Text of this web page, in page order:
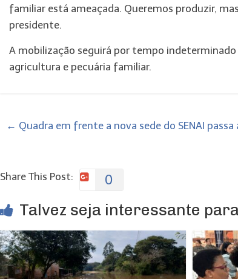
familiar está ameaçada. Queremos produzir,
presidente.
A mobilização seguirá por tempo
agricultura e pecuária familiar.
← Quadra em frente a nova sede do SENAI
Share This Post:
0
Talvez seja interessante